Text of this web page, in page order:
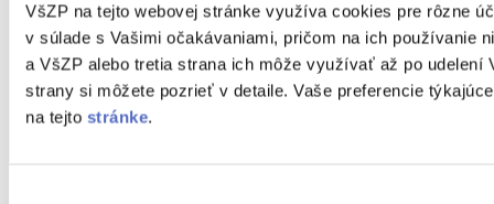
VšZP na tejto webovej stránke využíva cookies pre rôzne
v súlade s Vašimi očakávaniami, pričom na ich používanie
a VšZP alebo tretia strana ich môže využívať až po
strany si môžete pozrieť v detaile. Vaše preferencie
na tejto stránke.